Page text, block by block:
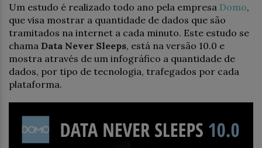
Um estudo é realizado todo ano pela empresa Domo,
que visa mostrar a quantidade de dados que são
tramitados na internet a cada minuto. Este estudo se
chama Data Never Sleeps, está na versão 10.0 e
mostra através de um infográfico a quantidade de
dados, por tipo de tecnologia, trafegados por cada
plataforma.